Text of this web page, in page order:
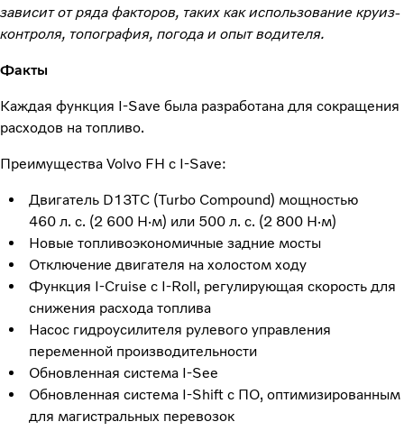
зависит от ряда факторов, таких как использование круиз-
контроля, топография, погода и опыт водителя.
Факты
Каждая функция I-Save была разработана для сокращения
расходов на топливо.
Преимущества Volvo FH с I-Save:
Двигатель D13TC (Turbo Compound) мощностью
460 л. с. (2 600 Н·м) или 500 л. с. (2 800 Н·м)
Новые топливоэкономичные задние мосты
Отключение двигателя на холостом ходу
Функция I-Cruise с I-Roll, регулирующая скорость для
снижения расхода топлива
Насос гидроусилителя рулевого управления
переменной производительности
Обновленная система I-See
Обновленная система I-Shift с ПО, оптимизированным
для магистральных перевозок